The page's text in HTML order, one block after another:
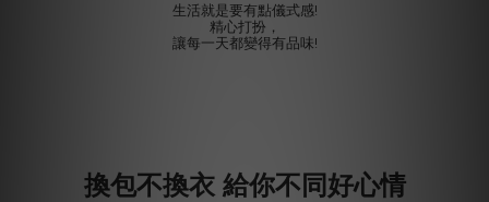
生活就是要有點儀式感!
精心打扮，
讓每一天都變得有品味!
換包不換衣 給你不同好心情